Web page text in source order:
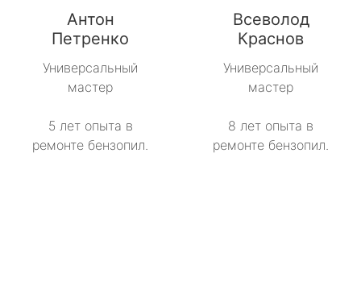
Антон
Петренко
Универсальный
мастер
5 лет опыта в
ремонте бензопил.
Всеволод
Краснов
Универсальный
мастер
8 лет опыта в
ремонте бензопил.